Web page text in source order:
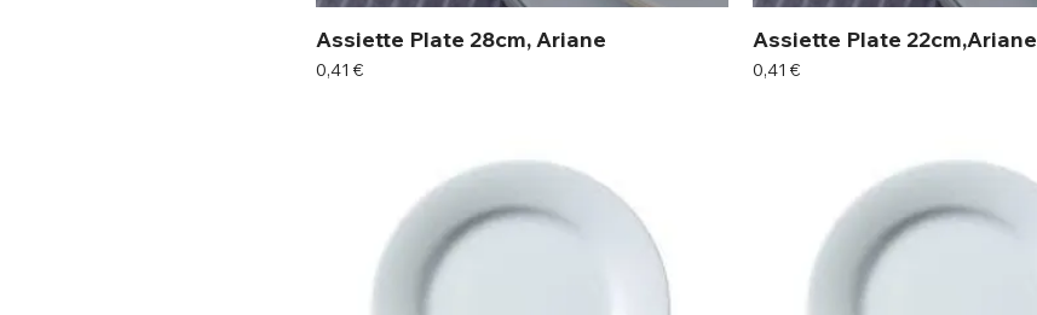
Assiette Plate 28cm, Ariane
Prix
0,41 €
Assiette Plate 22cm,Ariane
Prix
0,41 €